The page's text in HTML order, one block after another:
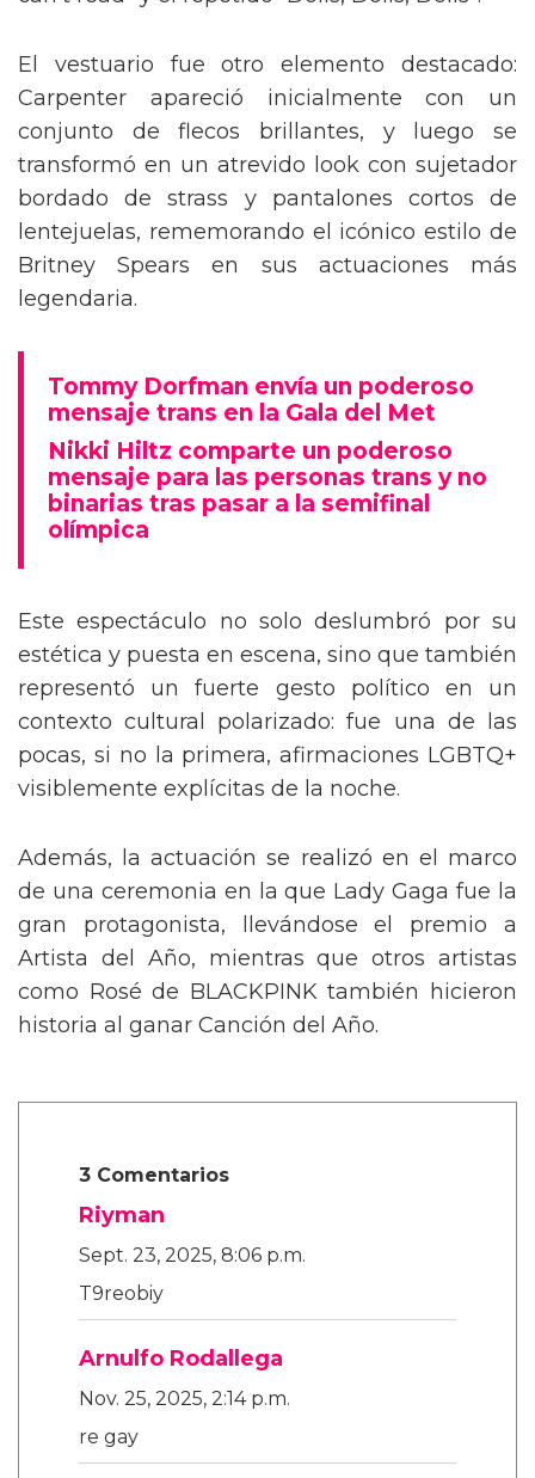
El vestuario fue otro elemento destacado:
Carpenter apareció inicialmente con un
conjunto de flecos brillantes, y luego se
transformó en un atrevido look con sujetador
bordado de strass y pantalones cortos de
lentejuelas, rememorando el icónico estilo de
Britney Spears en sus actuaciones más
legendaria.
Tommy Dorfman envía un poderoso
mensaje trans en la Gala del Met
Nikki Hiltz comparte un poderoso
mensaje para las personas trans y no
binarias tras pasar a la semifinal
olímpica
Este espectáculo no solo deslumbró por su
estética y puesta en escena, sino que también
representó un fuerte gesto político en un
contexto cultural polarizado: fue una de las
pocas, si no la primera, afirmaciones LGBTQ+
visiblemente explícitas de la noche.
Además, la actuación se realizó en el marco
de una ceremonia en la que Lady Gaga fue la
gran protagonista, llevándose el premio a
Artista del Año, mientras que otros artistas
como Rosé de BLACKPINK también hicieron
historia al ganar Canción del Año.
3 Comentarios
Riyman
Sept. 23, 2025, 8:06 p.m.
T9reobiy
Arnulfo Rodallega
Nov. 25, 2025, 2:14 p.m.
re gay